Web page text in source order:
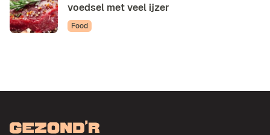
voedsel met veel ijzer
Food